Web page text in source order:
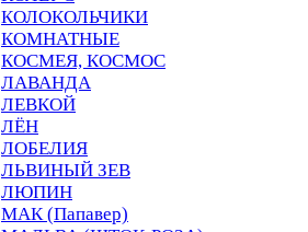
КОЛОКОЛЬЧИКИ
КОМНАТНЫЕ
КОСМЕЯ, КОСМОС
ЛАВАНДА
ЛЕВКОЙ
ЛЁН
ЛОБЕЛИЯ
ЛЬВИНЫЙ ЗЕВ
ЛЮПИН
МАК (Папавер)